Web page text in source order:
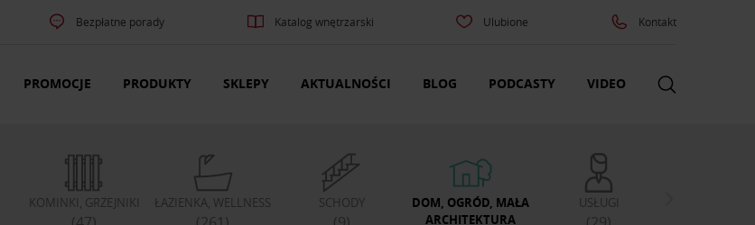
Bezpłatne porady Katalog wnętrzarski Ulubione Kontakt
PROMOCJE PRODUKTY SKLEPY AKTUALNOŚCI BLOG PODCASTY VIDEO
KOMINKI, GRZEJNIKI ŁAZIENKA, WELLNESS SCHODY
DOM, OGRÓD, MAŁA
ARCHITEKTURA
USŁUGI